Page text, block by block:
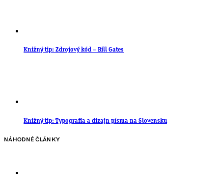
Knižný tip: Zdrojový kód – Bill Gates
Knižný tip: Typografia a dizajn písma na Slovensku
NÁHODNÉ ČLÁNKY